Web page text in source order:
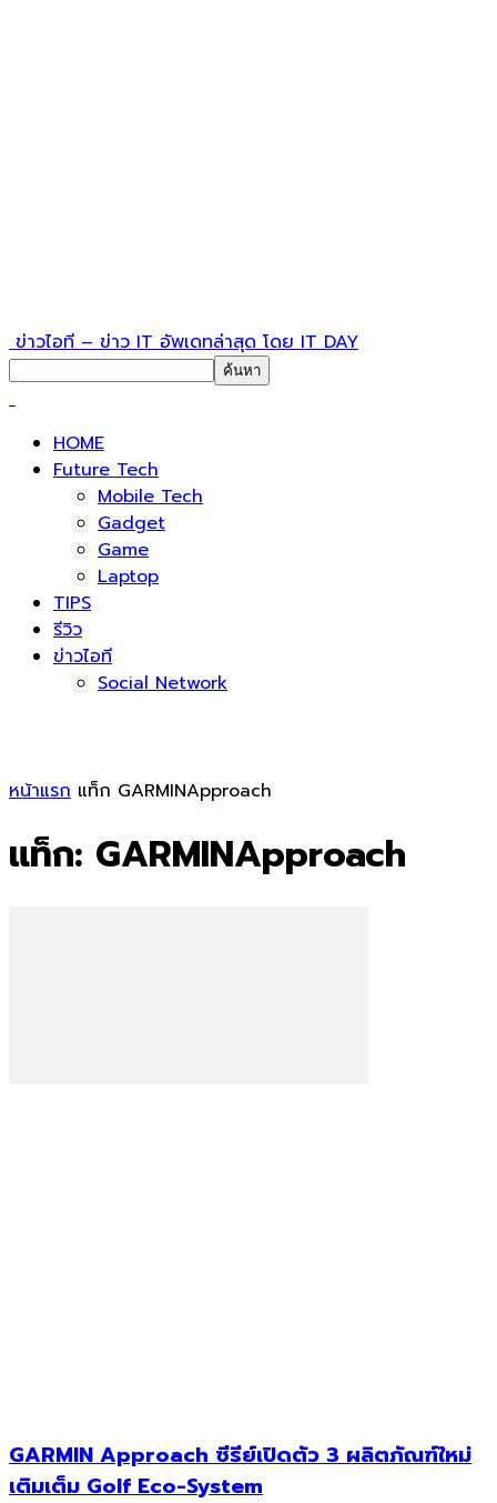
ข่าวไอที – ข่าว IT อัพเดทล่าสุด โดย IT DAY
HOME
Future Tech
Mobile Tech
Gadget
Game
Laptop
TIPS
รีวิว
ข่าวไอที
Social Network
หน้าแรก แท็ก GARMINApproach
แท็ก: GARMINApproach
GARMIN Approach ซีรีย์เปิดตัว 3 ผลิตภัณฑ์ใหม่
เติมเต็ม Golf Eco-System